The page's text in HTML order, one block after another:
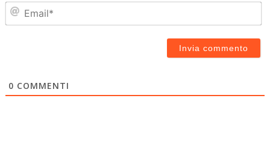
0 COMMENTI